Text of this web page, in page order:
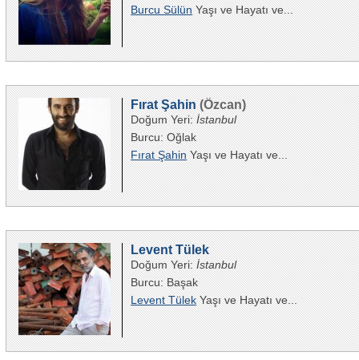
Burcu SülünYaşı ve Hayatı ve...
Fırat Şahin (Özcan)
Doğum Yeri:İstanbul
Burcu: Oğlak
Fırat ŞahinYaşı ve Hayatı ve...
Levent Tülek
Doğum Yeri:İstanbul
Burcu: Başak
Levent TülekYaşı ve Hayatı ve...